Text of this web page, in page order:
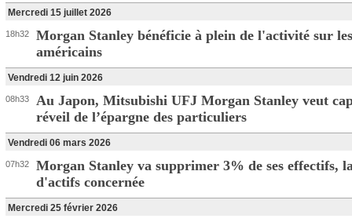
Mercredi 15 juillet 2026
18h32
Morgan Stanley bénéficie à plein de l'activité sur
américains
Vendredi 12 juin 2026
08h33
Au Japon, Mitsubishi UFJ Morgan Stanley veut
réveil de l’épargne des particuliers
Vendredi 06 mars 2026
07h32
Morgan Stanley va supprimer 3% de ses effectifs,
d'actifs concernée
Mercredi 25 février 2026